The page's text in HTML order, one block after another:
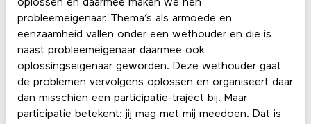
oplossen en daarmee maken we hen
probleemeigenaar. Thema’s als armoede en
eenzaamheid vallen onder een wethouder en die is
naast probleemeigenaar daarmee ook
oplossingseigenaar geworden. Deze wethouder gaat
de problemen vervolgens oplossen en organiseert daar
dan misschien een participatie-traject bij. Maar
participatie betekent: jij mag met mij meedoen. Dat is